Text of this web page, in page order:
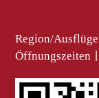
Region/Ausflüge
Öffnungszeiten